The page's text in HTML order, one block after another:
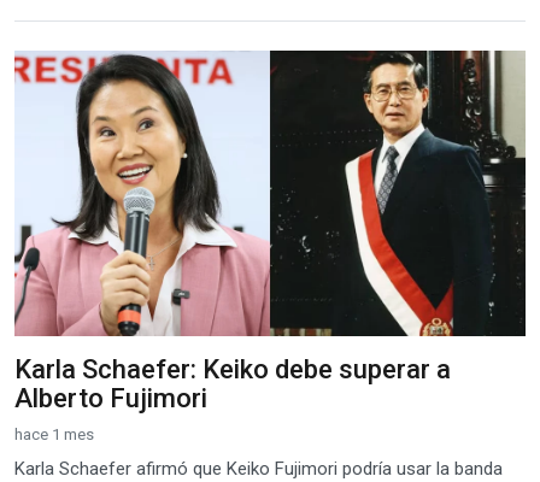
Karla Schaefer: Keiko debe superar a
Alberto Fujimori
hace 1 mes
Karla Schaefer afirmó que Keiko Fujimori podría usar la banda